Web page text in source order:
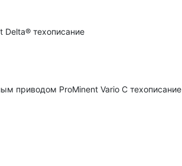
техописание
приводом ProMinent Vario C техописание